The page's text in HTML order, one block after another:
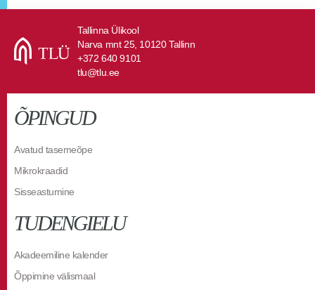
Tallinna Ülikool
Narva mnt 25, 10120 Tallinn
+372 640 9101
tlu@tlu.ee
ÕPINGUD
Avatud tasemeõpe
Mikrokraadid
Sisseastumine
TUDENGIELU
Akadeemiline kalender
Õppimine välismaal